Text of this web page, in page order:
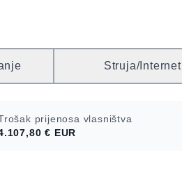
Struja/Internet
prijenosa vlasništva
€ EUR